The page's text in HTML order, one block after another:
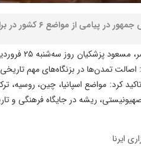
از مواضع ۶ کشور در برابر جنایات رژیم صهیونیستی تقدیر کرد.
تمدن‌ها در بزنگاه‌های مهم
کرد: مواضع اسپانیا، چین، روسیه،
ریشه در جایگاه فرهنگی و
ایرنا